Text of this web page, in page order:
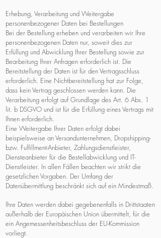
Erhebung, Verarbeitung und Weitergabe
personenbezogener Daten bei Bestellungen
Bei der Bestellung erheben und verarbeiten wir Ihre
personenbezogenen Daten nur, soweit dies zur
Erfüllung und Abwicklung Ihrer Bestellung sowie zur
Bearbeitung Ihrer Anfragen erforderlich ist. Die
Bereitstellung der Daten ist für den Vertragsschluss
erforderlich. Eine Nichtbereitstellung hat zur Folge,
dass kein Vertrag geschlossen werden kann. Die
Verarbeitung erfolgt auf Grundlage des Art. 6 Abs. 1
lit. b DSGVO und ist für die Erfüllung eines Vertrags mit
Ihnen erforderlich.
Eine Weitergabe Ihrer Daten erfolgt dabei
beispielsweise an Versandunternehmen, Dropshipping-
bzw. Fulfillment-Anbieter, Zahlungsdienstleister,
Diensteanbieter für die Bestellabwicklung und IT-
Dienstleister. In allen Fällen beachten wir strikt die
gesetzlichen Vorgaben. Der Umfang der
Datenübermittlung beschränkt sich auf ein Mindestmaß.
Ihre Daten werden dabei gegebenenfalls in Drittstaaten
außerhalb der Europäischen Union übermittelt, für die
ein Angemessenheitsbeschluss der EU-Kommission
vorliegt.